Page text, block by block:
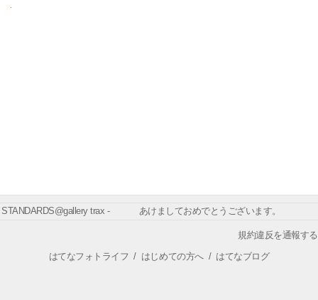
STANDARDS@gallery trax - あけましておめでとうございます。
規約違反を通報する
はてなフォトライフ / はじめての方へ/ はてなブログ